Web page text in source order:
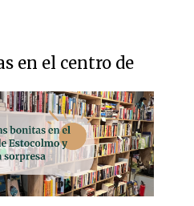
en el centro de